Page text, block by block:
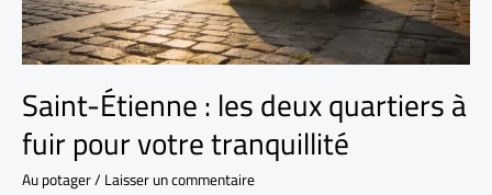
Saint-Étienne : les deux quartiers à
fuir pour votre tranquillité
Au potager/Laisser un commentaire